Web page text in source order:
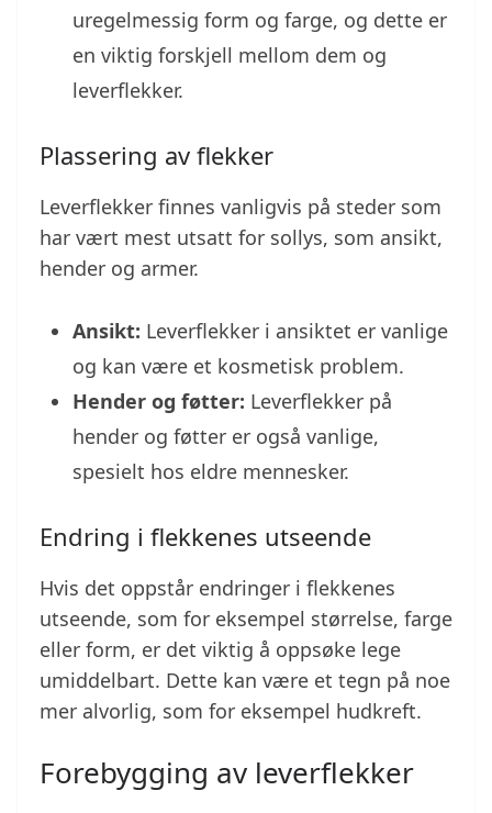
uregelmessig form og farge, og dette er
en viktig forskjell mellom dem og
leverflekker.
Plassering av flekker
Leverflekker finnes vanligvis på steder som
har vært mest utsatt for sollys, som ansikt,
hender og armer.
Ansikt: Leverflekker i ansiktet er vanlige
og kan være et kosmetisk problem.
Hender og føtter: Leverflekker på
hender og føtter er også vanlige,
spesielt hos eldre mennesker.
Endring i flekkenes utseende
Hvis det oppstår endringer i flekkenes
utseende, som for eksempel størrelse, farge
eller form, er det viktig å oppsøke lege
umiddelbart. Dette kan være et tegn på noe
mer alvorlig, som for eksempel hudkreft.
Forebygging av leverflekker